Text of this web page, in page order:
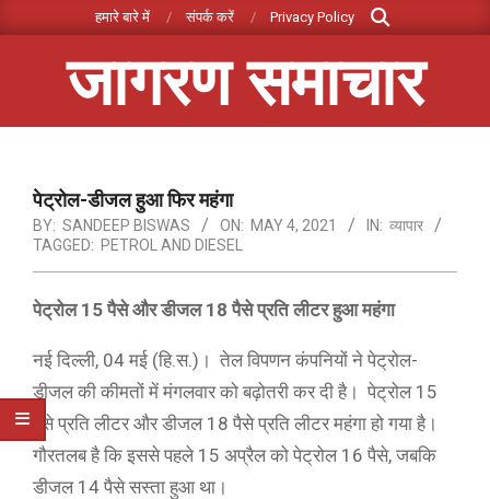
to
हमारे बारे में संपर्क करें Privacy Policy
Search
जागरण समाचार
Menuपेट्रोल-डीजल हुआ फिर महंगा
BY: SANDEEP BISWAS ON: MAY 4, 2021 IN: व्यापार
TAGGED: PETROL AND DIESEL
पेट्रोल 15 पैसे और डीजल 18 पैसे प्रति लीटर हुआ महंगा
नई दिल्‍ली, 04 मई (हि.स.)। तेल विपणन कंपनियों ने पेट्रोल-
डीजल की कीमतों में मंगलवार को बढ़ोतरी कर दी है। पेट्रोल 15
पैसे प्रति लीटर और डीजल 18 पैसे प्रति लीटर महंगा हो गया है।
गौरतलब है कि इससे पहले 15 अप्रैल को पेट्रोल 16 पैसे, जबकि
डीजल 14 पैसे सस्ता हुआ था।